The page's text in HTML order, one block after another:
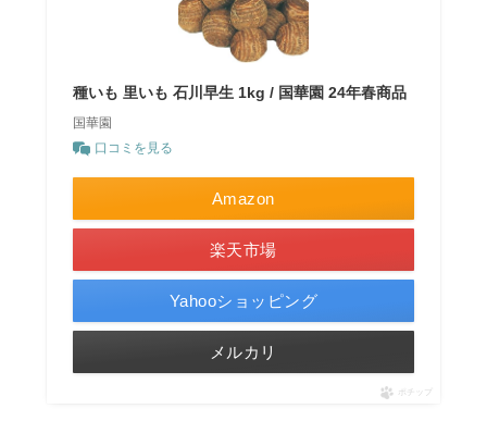
種いも 里いも 石川早生 1kg / 国華園 24年春商品
国華園
口コミを見る
Amazon
楽天市場
Yahooショッピング
メルカリ
ポチップ